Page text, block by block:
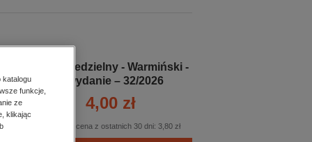
Gość Niedzielny - Warmiński -
e-wydanie – 32/2026
4,00 zł
Najniższa cena z ostatnich 30 dni: 3,80 zł
katalogu
funkcje,
ze
klikając